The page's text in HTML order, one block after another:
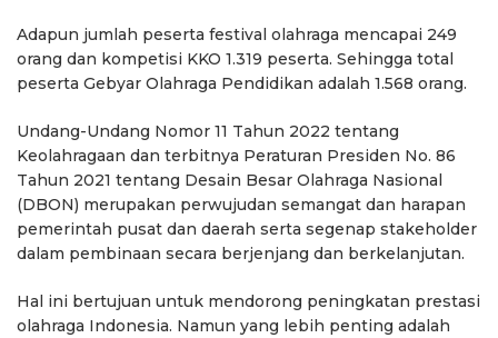
Adapun jumlah peserta festival olahraga mencapai 249
orang dan kompetisi KKO 1.319 peserta. Sehingga total
peserta Gebyar Olahraga Pendidikan adalah 1.568 orang.
Undang-Undang Nomor 11 Tahun 2022 tentang
Keolahragaan dan terbitnya Peraturan Presiden No. 86
Tahun 2021 tentang Desain Besar Olahraga Nasional
(DBON) merupakan perwujudan semangat dan harapan
pemerintah pusat dan daerah serta segenap stakeholder
dalam pembinaan secara berjenjang dan berkelanjutan.
Hal ini bertujuan untuk mendorong peningkatan prestasi
olahraga Indonesia. Namun yang lebih penting adalah